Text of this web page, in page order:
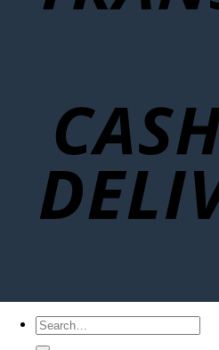
Search
for: